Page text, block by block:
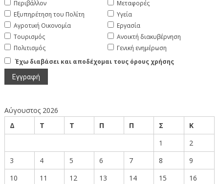
Περιβάλλον
Εξυπηρέτηση του Πολίτη
Αγροτική Οικονομία
Τουρισμός
Πολιτισμός
Μεταφορές
Υγεία
Εργασία
Ανοικτή διακυβέρνηση
Γενική ενημέρωση
Έχω διαβάσει και αποδέχομαι τους όρους χρήσης
Αύγουστος 2026
Δ
Τ Τ Π Π Σ
Κ
1
2
3
4 5 6 7 8
9
10
11 12 13 14 15
16